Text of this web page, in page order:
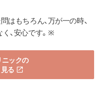
はもちろん、万が一の時、
、安心です。※
ックの
る